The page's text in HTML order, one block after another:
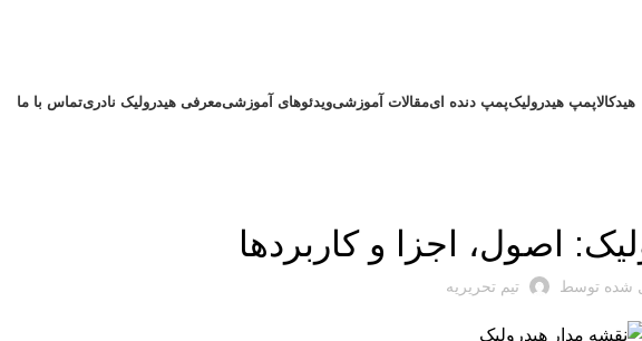
هیدکالاپمپ هیدرولیکپمپ دنده ایمقالات آموزشیویدئوهای آموزشیمعرفی هیدرولیک نادریتماس با ما
اصول، اجزا و کاربردها
شده توسط تیم تحریریه